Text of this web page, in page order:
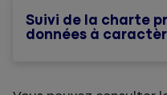
Suivi de la charte
données à